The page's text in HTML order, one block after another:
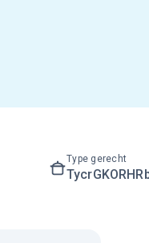
Type gerecht